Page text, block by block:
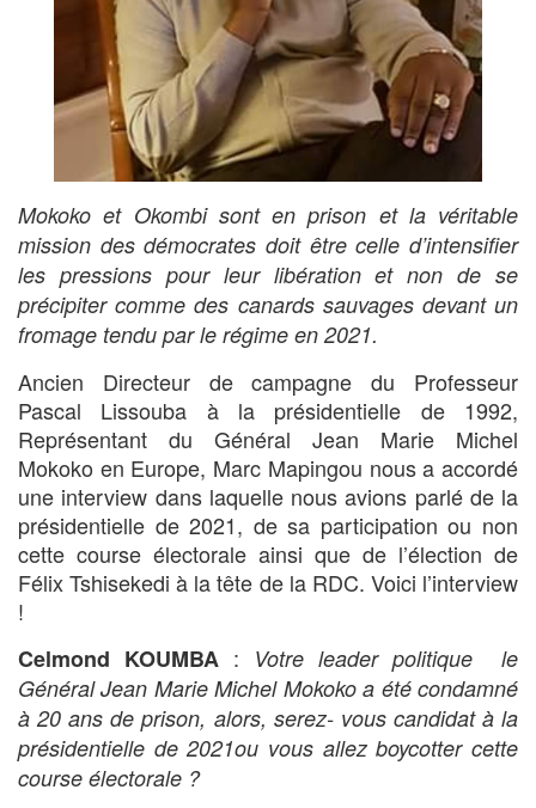
Mokoko et Okombi sont en prison et la véritable
mission des démocrates doit être celle d’intensifier
les pressions pour leur libération et non de se
précipiter comme des canards sauvages devant un
fromage tendu par le régime en 2021.
Ancien Directeur de campagne du Professeur
Pascal Lissouba à la présidentielle de 1992,
Représentant du Général Jean Marie Michel
Mokoko en Europe, Marc Mapingou nous a accordé
une interview dans laquelle nous avions parlé de la
présidentielle de 2021, de sa participation ou non
cette course électorale ainsi que de l’élection de
Félix Tshisekedi à la tête de la RDC. Voici l’interview
!
Celmond KOUMBA : Votre leader politique le
Général Jean Marie Michel Mokoko a été condamné
à 20 ans de prison, alors, serez- vous candidat à la
présidentielle de 2021ou vous allez boycotter cette
course électorale ?